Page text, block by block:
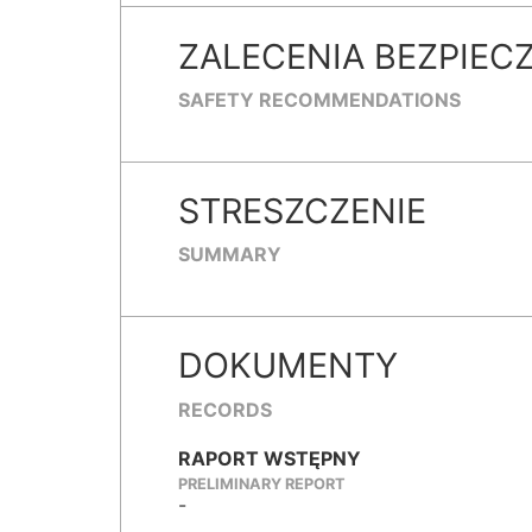
ZALECENIA
SAFETY RECOMMENDATIONS
STRESZCZENIE
SUMMARY
DOKUMENTY
RECORDS
RAPORT WSTĘPNY
PRELIMINARY REPORT
-